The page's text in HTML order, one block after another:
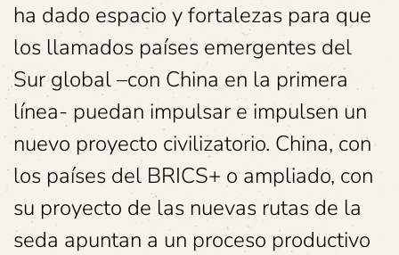
ha dado espacio y fortalezas para que
los llamados países emergentes del
Sur global –con China en la primera
línea- puedan impulsar e impulsen un
nuevo proyecto civilizatorio. China, con
los países del BRICS+ o ampliado, con
su proyecto de las nuevas rutas de la
seda apuntan a un proceso productivo